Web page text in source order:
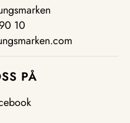
10
PÅ